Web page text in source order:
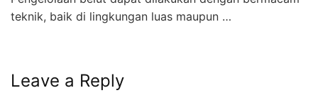
teknik, baik di lingkungan luas maupun …
Leave a Reply